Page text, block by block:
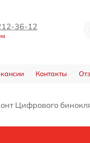
36-12
Контакты
Цифрового